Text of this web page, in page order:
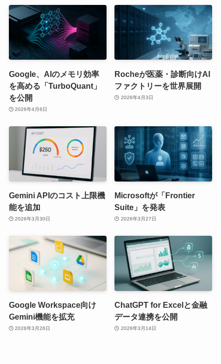
Google、AIのメモリ効率
を高める「TurboQuant」
を公開
2026年4月6日
Rocheが医薬・診断向けAI
ファクトリーを世界展開
2026年4月3日
Gemini APIのコスト上限機
能を追加
2026年3月30日
Microsoftが「Frontier
Suite」を発表
2026年3月27日
Google Workspace向け
Gemini機能を拡充
2026年3月26日
ChatGPT for Excelと金融
データ連携を公開
2026年3月14日